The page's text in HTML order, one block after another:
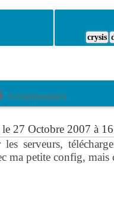
crysis
6 commentaires
27 Octobre 2007 à
serveurs,
ma petite config, mais